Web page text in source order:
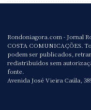
Rondoniagora.com - Jornal
COSTA COMUNICAÇÕES.
podem ser publicados,
redistribuídos sem
fonte.
Avenida José Vieira Caúla,